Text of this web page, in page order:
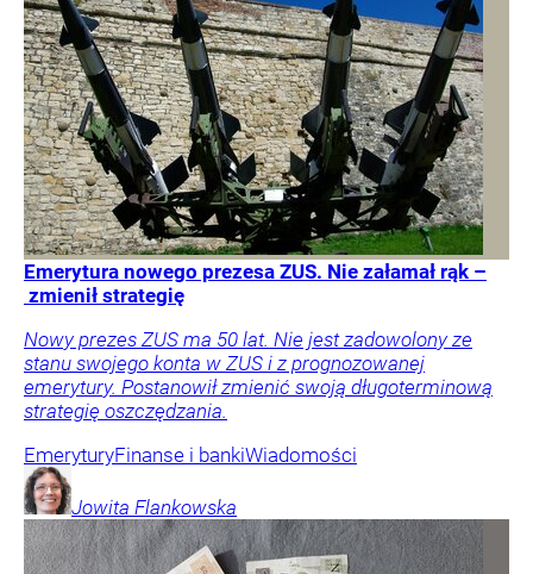
Emerytura nowego prezesa ZUS. Nie załamał rąk –
zmienił strategię
Nowy prezes ZUS ma 50 lat. Nie jest zadowolony ze
stanu swojego konta w ZUS i z prognozowanej
emerytury. Postanowił zmienić swoją długoterminową
strategię oszczędzania.
EmeryturyFinanse i bankiWiadomości
Jowita Flankowska